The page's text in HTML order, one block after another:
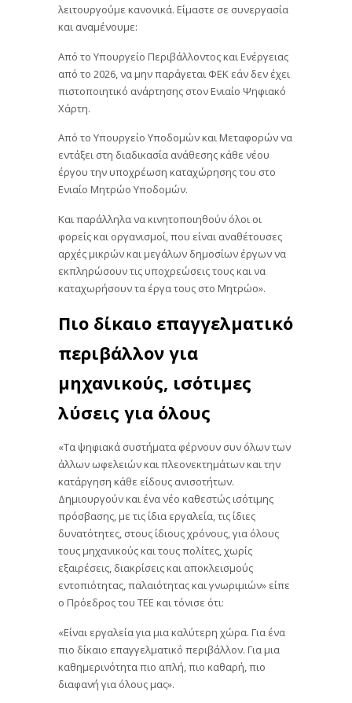
λειτουργούμε κανονικά. Είμαστε σε συνεργασία
και αναμένουμε:
Από το Υπουργείο Περιβάλλοντος και Ενέργειας
από το 2026, να μην παράγεται ΦΕΚ εάν δεν έχει
πιστοποιητικό ανάρτησης στον Ενιαίο Ψηφιακό
Χάρτη.
Από το Υπουργείο Υποδομών και Μεταφορών να
εντάξει στη διαδικασία ανάθεσης κάθε νέου
έργου την υποχρέωση καταχώρησης του στο
Ενιαίο Μητρώο Υποδομών.
Και παράλληλα να κινητοποιηθούν όλοι οι
φορείς και οργανισμοί, που είναι αναθέτουσες
αρχές μικρών και μεγάλων δημοσίων έργων να
εκπληρώσουν τις υποχρεώσεις τους και να
καταχωρήσουν τα έργα τους στο Μητρώο».
Πιο δίκαιο επαγγελματικό
περιβάλλον για
μηχανικούς, ισότιμες
λύσεις για όλους
«Τα ψηφιακά συστήματα φέρνουν συν όλων των
άλλων ωφελειών και πλεονεκτημάτων και την
κατάργηση κάθε είδους ανισοτήτων.
Δημιουργούν και ένα νέο καθεστώς ισότιμης
πρόσβασης, με τις ίδια εργαλεία, τις ίδιες
δυνατότητες, στους ίδιους χρόνους, για όλους
τους μηχανικούς και τους πολίτες, χωρίς
εξαιρέσεις, διακρίσεις και αποκλεισμούς
εντοπιότητας, παλαιότητας και γνωριμιών» είπε
ο Πρόεδρος του ΤΕΕ και τόνισε ότι:
«Είναι εργαλεία για μια καλύτερη χώρα. Για ένα
πιο δίκαιο επαγγελματικό περιβάλλον. Για μια
καθημερινότητα πιο απλή, πιο καθαρή, πιο
διαφανή για όλους μας».